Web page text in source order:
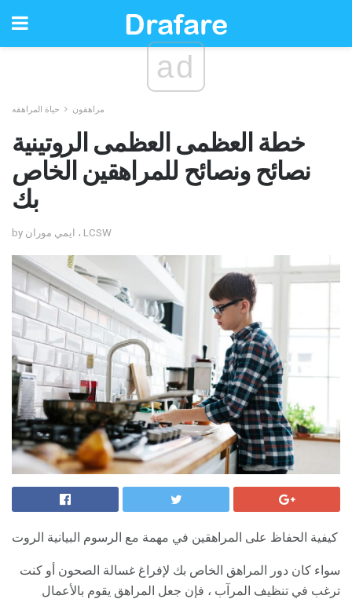
ad
مراهقون حياة المراهقه
خطة العظمى العظمى الروتينية
نصائح ونصائح للمراهقين الخاص
بك
by ايمي موران ، LCSW
كيفية الحفاظ على المراهقين في مهمة مع الرسوم البيانية الروت
سواء كان دور المراهق الخاص بك لإفراغ غسالة الصحون أو كنت
ترغب في تنظيف المرآب ، فإن جعل المراهق يقوم بالأعمال